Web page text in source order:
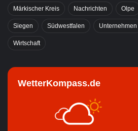
Märkischer Kreis Nachrichten Olpe
Siegen Südwestfalen Unternehmen
Wirtschaft
WetterKompass.de